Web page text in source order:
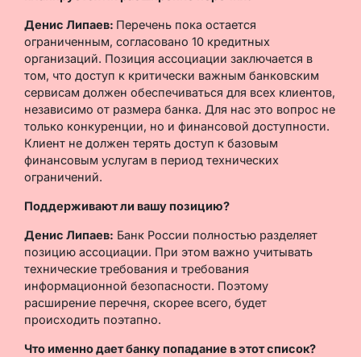
Денис Липаев: Перечень пока остается
ограниченным, согласовано 10 кредитных
организаций. Позиция ассоциации заключается в
том, что доступ к критически важным банковским
сервисам должен обеспечиваться для всех клиентов,
независимо от размера банка. Для нас это вопрос не
только конкуренции, но и финансовой доступности.
Клиент не должен терять доступ к базовым
финансовым услугам в период технических
ограничений.
Поддерживают ли вашу позицию?
Денис Липаев: Банк России полностью разделяет
позицию ассоциации. При этом важно учитывать
технические требования и требования
информационной безопасности. Поэтому
расширение перечня, скорее всего, будет
происходить поэтапно.
Что именно дает банку попадание в этот список?